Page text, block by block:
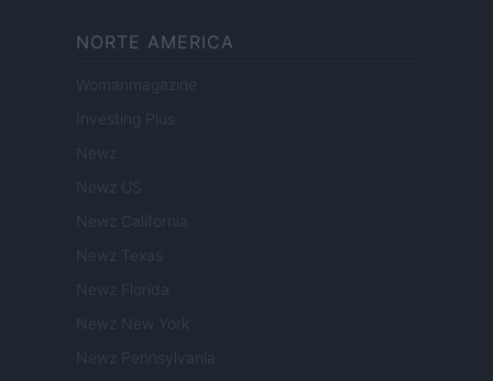
NORTE AMERICA
Womanmagazine
Investing Plus
Newz
Newz US
Newz California
Newz Texas
Newz Florida
Newz New York
Newz Pennsylvania